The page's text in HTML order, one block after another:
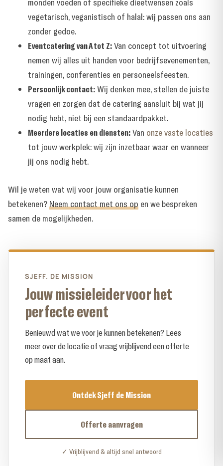
monden voeden of specifieke dieetwensen zoals
vegetarisch, veganistisch of halal: wij passen ons aan
zonder gedoe.
Eventcatering van A tot Z:Van concept tot uitvoering
nemen wij alles uit handen voor bedrijfsevenementen,
trainingen, conferenties en personeelsfeesten.
Persoonlijk contact:Wij denken mee, stellen de juiste
vragen en zorgen dat de catering aansluit bij wat jij
nodig hebt, niet bij een standaardpakket.
Meerdere locaties en diensten:Van onze vaste locaties
tot jouw werkplek: wij zijn inzetbaar waar en wanneer
jij ons nodig hebt.
Wil je weten wat wij voor jouw organisatie kunnen
betekenen?Neem contact met ons op en we bespreken
samen de mogelijkheden.
SJEFF. DE MISSION
Jouw missieleider voor het
perfecte event
Benieuwd wat we voor je kunnen betekenen? Lees
meer over de locatie of vraag vrijblijvend een offerte
op maat aan.
Ontdek Sjeff de Mission
Offerte aanvragen
✓ Vrijblijvend & altijd snel antwoord